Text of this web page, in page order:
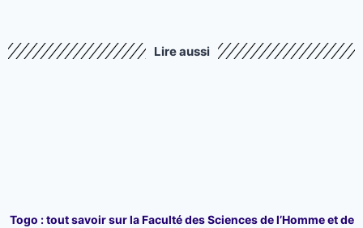
Lire aussi
Togo : tout savoir sur la Faculté des Sciences de l’Homme et de